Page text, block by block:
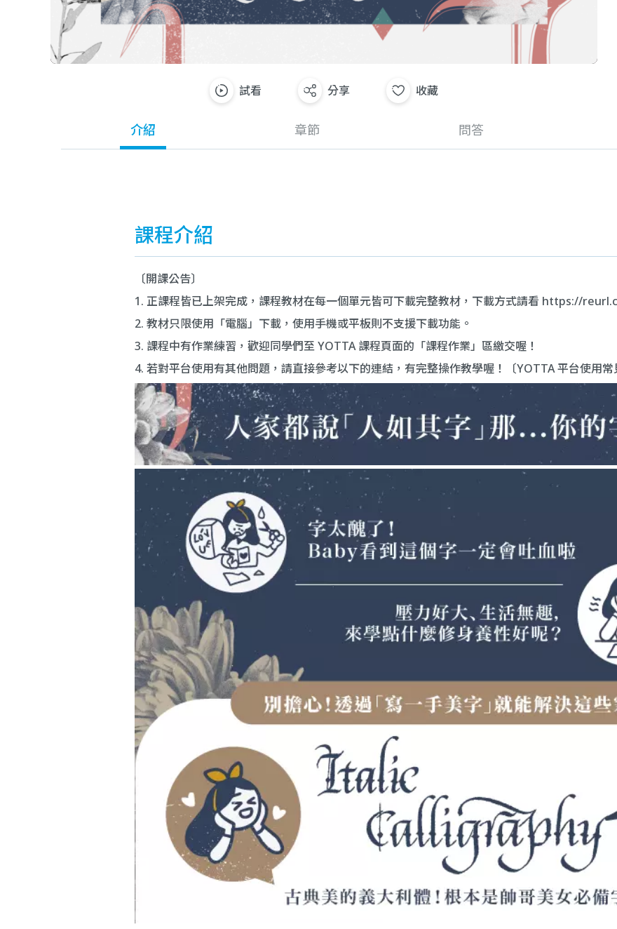
試看 分享 收藏
介紹 章節 問答
課程介紹
〔開課公告〕
1. 正課程皆已上架完成，課程教材在每一個單元皆可下載完整教材，下載方式請看 https://
2. 教材只限使用「電腦」下載，使用手機或平板則不支援下載功能。
3. 課程中有作業練習，歡迎同學們至 YOTTA 課程頁面的「課程作業」區繳交喔！
4. 若對平台使用有其他問題，請直接參考以下的連結，有完整操作教學喔！〔YOTTA 平台使用常